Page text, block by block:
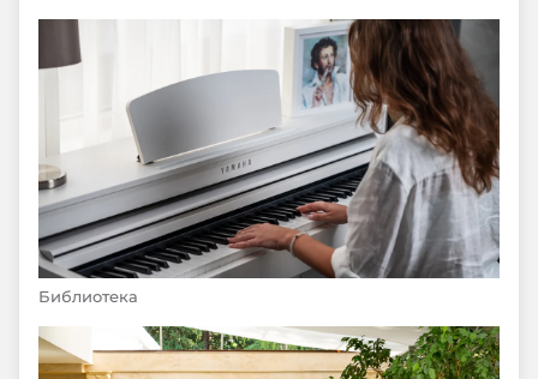
Библиотека